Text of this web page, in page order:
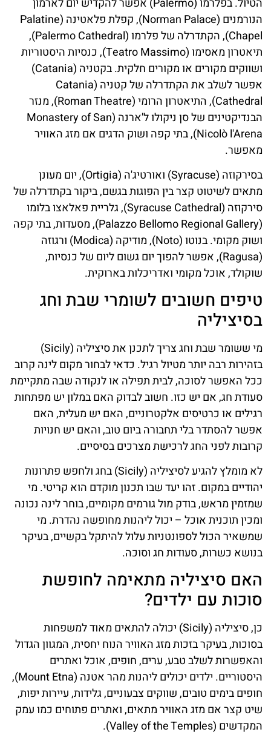
הטיול. בפלרמו (Palermo) אפשר להקדיש יום לארמון
הנורמנים (Norman Palace), קפלת פלאטינה (Palatine
Chapel), הקתדרלה של פלרמו (Palermo Cathedral),
תיאטרון מאסימו (Teatro Massimo), כנסיות היסטוריות
ושווקים מקורים או מקורים חלקית. בקטניה (Catania)
אפשר לשלב את הקתדרלה של קטניה (Catania
Cathedral), התיאטרון הרומי (Roman Theatre), מנזר
הבנדיקטינים של סן ניקולו ל'ארנה (Monastery of San
Nicolò l'Arena), בתי קפה ושוק הדגים אם מזג האוויר
מאפשר.
בסירקוזה (Syracuse) ואורטיג'ה (Ortigia), יום מעונן
מתאים לשיטוט קצר בין הפוגות בגשם, ביקור בקתדרלה של
סירקוזה (Syracuse Cathedral), גלריית פאלאצו בלומו
(Palazzo Bellomo Regional Gallery), מסעדות, בתי קפה
ושוק מקומי. בנוטו (Noto), מודיקה (Modica) ורגוזה
(Ragusa), אפשר להפוך יום גשום ליום של כנסיות,
שוקולד, אוכל מקומי ואדריכלות בארוקית.
טיפים חשובים לשומרי שבת וחג
בסיציליה
מי ששומר שבת וחג צריך לתכנן את סיציליה (Sicily)
בזהירות רבה יותר מטיול רגיל. כדאי לבחור מקום לינה קרוב
ככל האפשר לסוכה, לבית תפילה או לנקודה שבה מתקיימת
סעודת חג, אם יש כזו. חשוב לבדוק האם במלון יש מפתחות
רגילים או כרטיסים אלקטרוניים, האם יש מעלית, האם
אפשר להסתדר בלי תחבורה ביום טוב, והאם יש חנויות
קרובות לפני החג לרכישת מצרכים בסיסיים.
לא מומלץ להגיע לסיציליה (Sicily) בחג ולחפש פתרונות
יהודיים במקום. זהו יעד שבו תכנון מוקדם הוא קריטי. מי
שמזמין מראש, בודק מול גורמים מקומיים, בוחר לינה נכונה
ומכין תוכנית אוכל – יכול ליהנות מחופשה נהדרת. מי
שמשאיר הכול לספונטניות עלול להיתקל בקשיים, בעיקר
בנושא כשרות, סעודות חג וסוכה.
האם סיציליה מתאימה לחופשת
סוכות עם ילדים?
כן, סיציליה (Sicily) יכולה להתאים מאוד למשפחות
בסוכות, בעיקר בזכות מזג האוויר הנוח יחסית, המגוון הגדול
והאפשרות לשלב טבע, ערים, חופים, אוכל ואתרים
היסטוריים. ילדים יכולים ליהנות מהר אטנה (Mount Etna),
חופים בימים טובים, שווקים צבעוניים, גלידות, עיירות יפות,
שיט קצר אם מזג האוויר מתאים, ואתרים פתוחים כמו עמק
המקדשים (Valley of the Temples).